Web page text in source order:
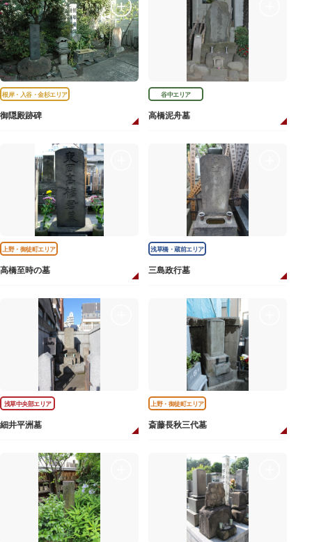
根岸・入谷・金杉エリア
御隠殿跡碑
谷中エリア
高橋泥舟墓
上野・御徒町エリア
高橋至時の墓
浅草橋・蔵前エリア
三島政行墓
浅草中央部エリア
細井平洲墓
上野・御徒町エリア
斎藤長秋三代墓